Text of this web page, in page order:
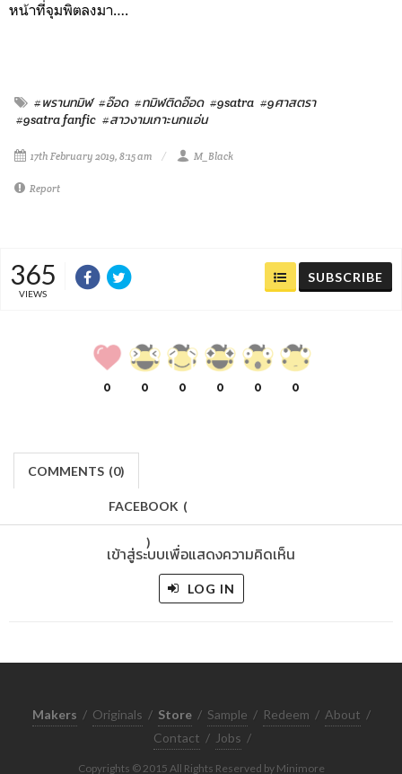
หน้าที่จุมพิตลงมา….
#พรานทมิฬ #อ๊อด #ทมิฬติดอ๊อด #9satra #9ศาสตรา
#9satra fanfic #สาวงามเกาะนกแอ่น
17th February 2019, 8:15 am M_Black
Report
365
VIEWS
SUBSCRIBE
0 0 0 0 0 0
COMMENTS (0)
FACEBOOK (
)
เข้าสู่ระบบเพื่อแสดงความคิดเห็น
LOG IN
Makers / Originals / Store / Sample / Redeem / About /
Contact / Jobs /
Copyrights © 2015 All Rights Reserved by Minimore